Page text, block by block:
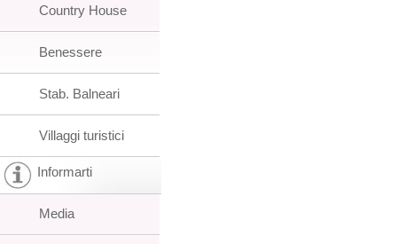
Country House
Benessere
Stab. Balneari
Villaggi turistici
Informarti
Media